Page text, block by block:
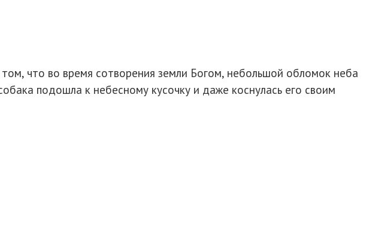
что во время сотворения земли Богом, небольшой обломок неба
подошла к небесному кусочку и даже коснулась его своим